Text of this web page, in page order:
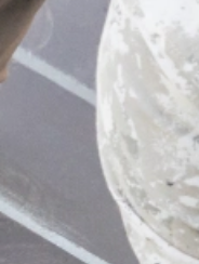
屋根工事
板金工事
サイディング工事
防水工事・雨樋工事